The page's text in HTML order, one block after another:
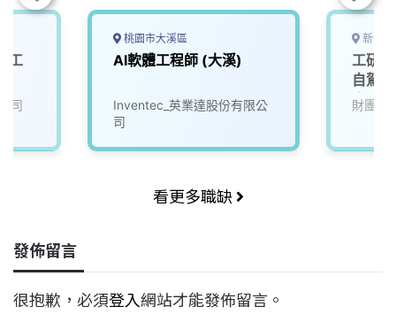
工
司
桃園市大溪區
AI軟體工程師 (大溪)
Inventec_英業達股份有限公
司
新竹
工研
自駕
人、
財團法
看更多職缺
發佈留言
很抱歉，必須登入網站才能發佈留言。